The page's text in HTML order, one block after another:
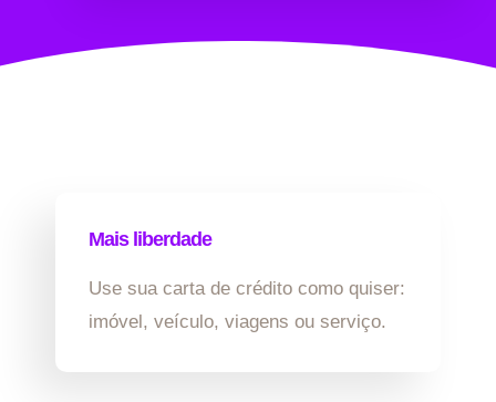
Mais liberdade
Use sua carta de crédito como quiser:
imóvel, veículo, viagens ou serviço.